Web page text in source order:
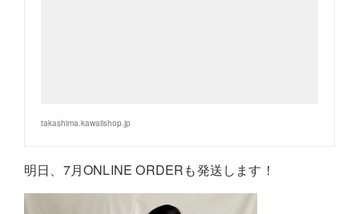
takashima.kawaiishop.jp
明日、7月ONLINE ORDERも発送します！